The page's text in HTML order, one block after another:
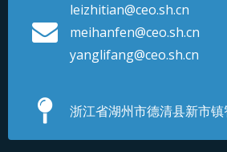
leizhitian@ceo.sh.cn
meihanfen@ceo.sh.cn
yanglifang@ceo.sh.cn
浙江省湖州市德清县新市